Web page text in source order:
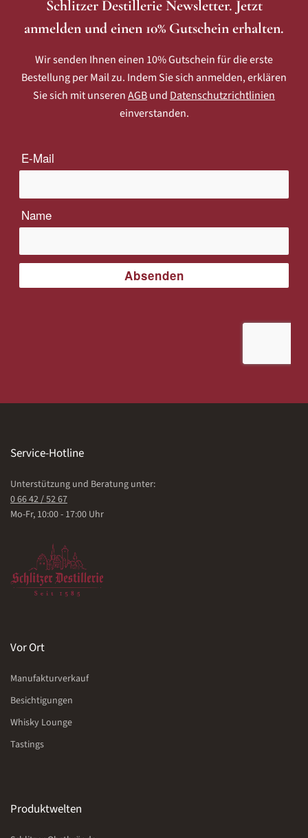
Schlitzer Destillerie Newsletter. Jetzt
anmelden und einen 10% Gutschein erhalten.
Wir senden Ihnen einen 10% Gutschein für die erste
Bestellung per Mail zu. Indem Sie sich anmelden, erklären
Sie sich mit unserenAGBund Datenschutzrichtlinien
einverstanden.
Service-Hotline
Unterstützung und Beratung unter:
0 66 42 / 52 67
Mo-Fr, 10:00 - 17:00 Uhr
Vor Ort
Manufakturverkauf
Besichtigungen
Whisky Lounge
Tastings
Produktwelten